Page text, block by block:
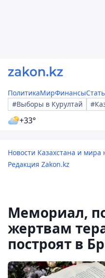
ПолитикаМирФинансы
#Выборы в Курултай
+33°
Новости Казахстана и мира
Редакция Zakon.kz
Мемориал,
жертвам
построят в